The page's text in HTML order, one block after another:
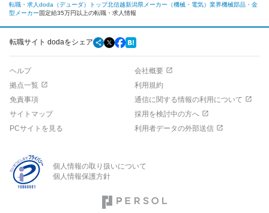
転職・求人doda（デューダ）トップ北信越新潟県 メーカー（機械・電気）業界機械部品・金
型メーカー固定給35万円以上の転職・求人情報
転職サイト dodaをシェア
ヘルプ
会社概要
拠点一覧
利用規約
免責事項
通信に関する情報の利用について
サイトマップ
採用を検討中の方へ
PCサイトを見る
利用者データの外部送信
個人情報の取り扱いについて
個人情報保護方針